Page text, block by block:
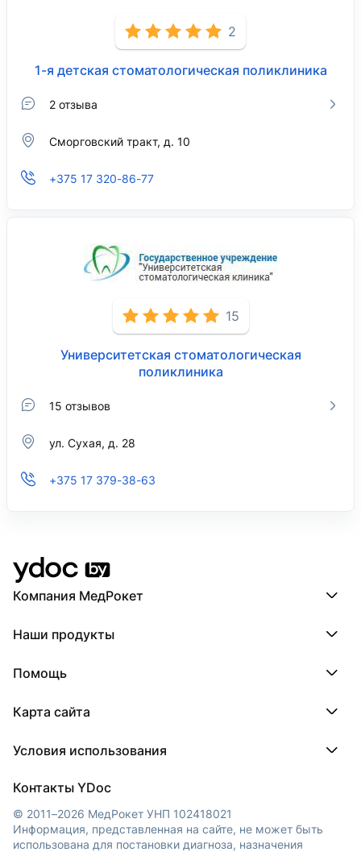
2
1-я детская стоматологическая поликлиника
2 отзыва
Сморговский тракт, д. 10
+375 17 320-86-77
15
Университетская стоматологическая
поликлиника
15 отзывов
ул. Сухая, д. 28
+375 17 379-38-63
Компания МедРокет
О YDoc
Наши продукты
ПроТаблетки
МедТочка
Помощь
Регистрация врача
Карта сайта
Регионы
Клиники
Условия использования
Публикация материалов
Обработка персональных данных
Контакты YDoc
© 2011–2026 МедРокет УНП 102418021
Информация, представленная на сайте, не может быть
использована для постановки диагноза, назначения